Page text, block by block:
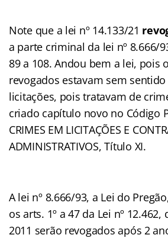
Note que a lei nº 14.133/21
a parte criminal da lei nº 8.666/
89 a 108. Andou bem a lei, pois
revogados estavam sem
licitações, pois tratavam de
criado capítulo novo no Código
CRIMES EM LICITAÇÕES E
ADMINISTRATIVOS, Título XI.
A lei nº 8.666/93, a Lei do
os arts. 1º a 47 da Lei nº
2011 serão revogados após 2